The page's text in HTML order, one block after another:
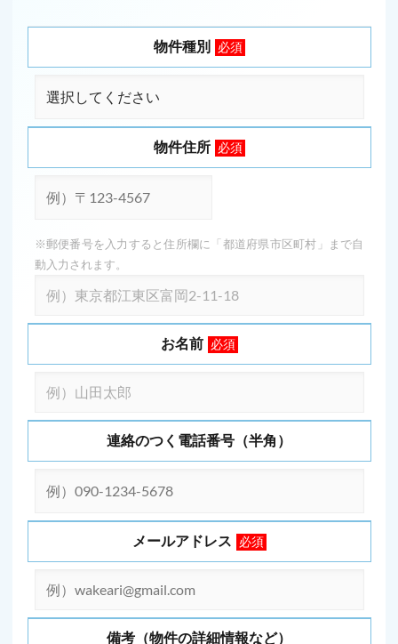
物件種別 必須
物件住所 必須
※郵便番号を入力すると住所欄に「都道府県市区町村」まで自
動入力されます。
お名前 必須
連絡のつく電話番号（半角）
メールアドレス 必須
備考（物件の詳細情報など）